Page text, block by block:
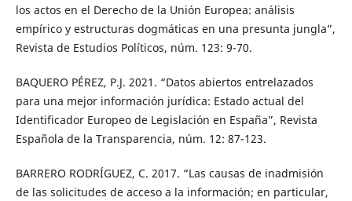
los actos en el Derecho de la Unión Europea: análisis
empírico y estructuras dogmáticas en una presunta jungla”,
Revista de Estudios Políticos, núm. 123: 9-70.
BAQUERO PÉREZ, P.J. 2021. “Datos abiertos entrelazados
para una mejor información jurídica: Estado actual del
Identificador Europeo de Legislación en España”, Revista
Española de la Transparencia, núm. 12: 87-123.
BARRERO RODRÍGUEZ, C. 2017. “Las causas de inadmisión
de las solicitudes de acceso a la información; en particular,